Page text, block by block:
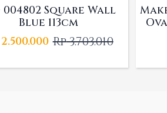
004802 Square Wall
Blue 113cm
Rp3.703.010
Original
was:
2.500.000Current
is: